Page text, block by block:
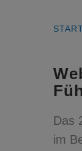
Das
im